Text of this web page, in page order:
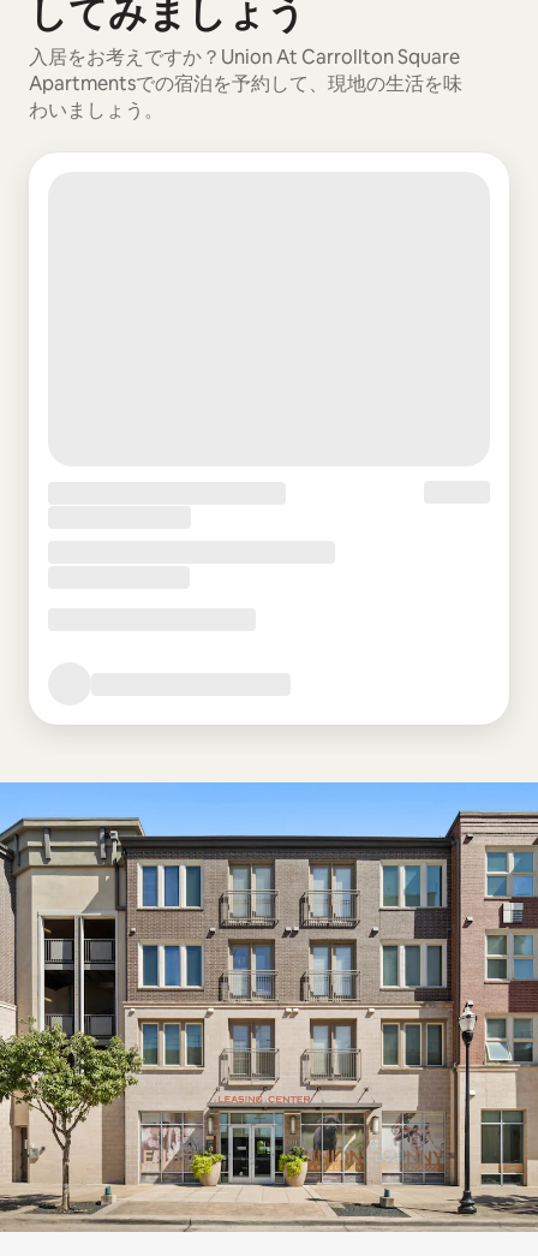
してみましょう
入居をお考えですか？Union At Carrollton Square
Apartmentsでの宿泊を予約して、現地の生活を味
わいましょう。